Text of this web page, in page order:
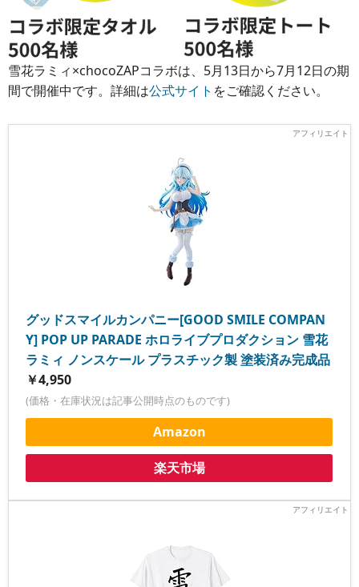
雪花ラミィ×chocoZAPコラボは、5月13日から7月12日の期
間で開催中です。詳細は公式サイト をご確認ください。
グッドスマイルカンパニー[GOOD SMILE COMPAN
Y] POP UP PARADE ホロライブプロダクション 雪花
ラミィ ノンスケール プラスチック製 塗装済み完成品
￥4,950
(価格・在庫状況は記事公開時点のものです)
Amazon
楽天市場